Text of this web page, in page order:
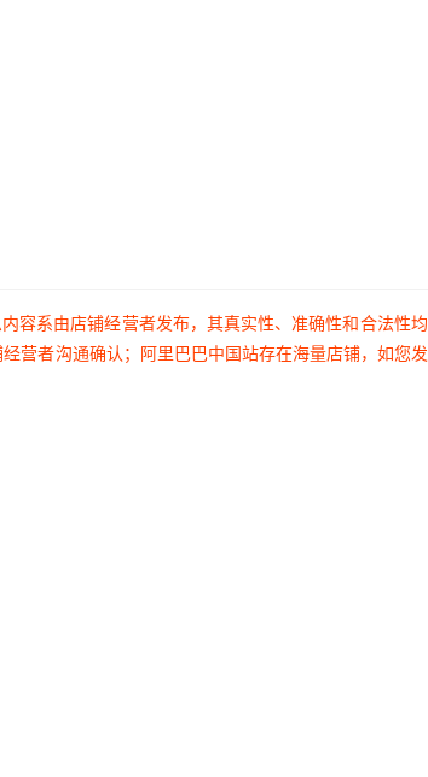
容系由店铺经营者发布，其真实性、准确性和合法性
营者沟通确认；阿里巴巴中国站存在海量店铺，如您